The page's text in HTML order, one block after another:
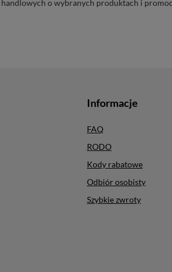
o wybranych produktach i
Informacje
FAQ
RODO
Kody rabatowe
Odbiór osobisty
Szybkie zwroty